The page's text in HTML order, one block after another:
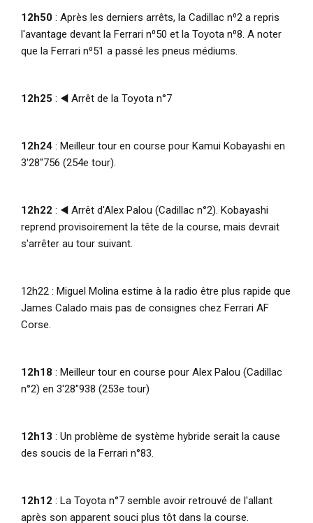
12h50 : Après les derniers arrêts, la Cadillac n⁰2 a repris
l'avantage devant la Ferrari n⁰50 et la Toyota n⁰8. A noter
que la Ferrari n⁰51 a passé les pneus médiums.
12h25 : ◀️ Arrêt de la Toyota n°7
12h24 : Meilleur tour en course pour Kamui Kobayashi en
3'28"756 (254e tour).
12h22 : ◀️ Arrêt d'Alex Palou (Cadillac n°2). Kobayashi
reprend provisoirement la tête de la course, mais devrait
s'arrêter au tour suivant.
12h22 : Miguel Molina estime à la radio être plus rapide que
James Calado mais pas de consignes chez Ferrari AF
Corse.
12h18 : Meilleur tour en course pour Alex Palou (Cadillac
n°2) en 3'28"938 (253e tour)
12h13 : Un problème de système hybride serait la cause
des soucis de la Ferrari n°83.
12h12 : La Toyota n°7 semble avoir retrouvé de l'allant
après son apparent souci plus tôt dans la course.